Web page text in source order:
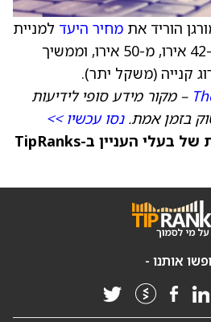
הוריד את מחיר היעד למניית
) ל-42 אירו, מ-50 אירו, וממשיך
קנייה (משקל יתר).
– מקור מידע סופי לידיעות
בזמן אמת.נסו עכשיו >>
ראו את המניות החמות של בעלי העניין ב-TipRanks
אותנו -